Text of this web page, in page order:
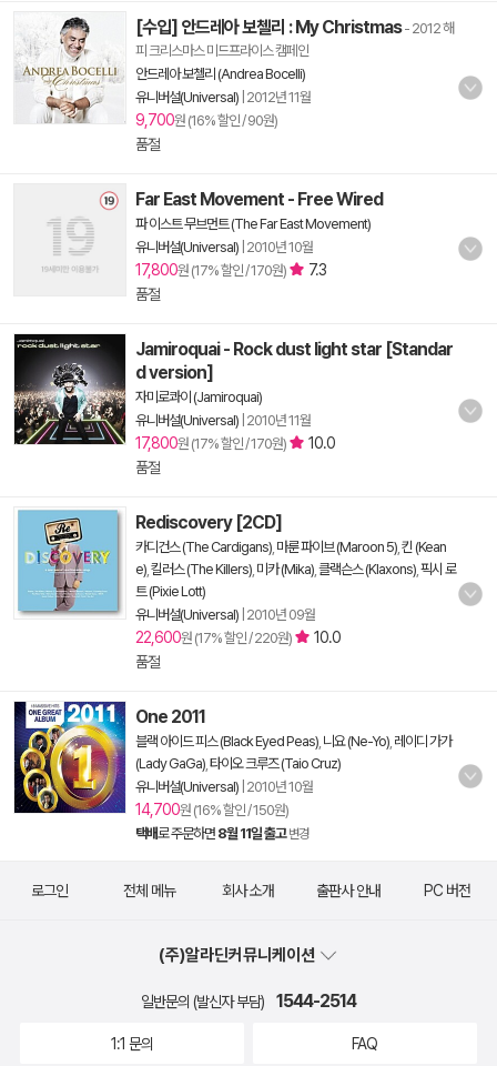
[수입] 안드레아 보첼리 : My Christmas- 2012 해
피 크리스마스 미드프라이스 캠페인
안드레아 보첼리 (Andrea Bocelli)
유니버설(Universal) 2012년 11월
9,700원 (16% 할인 / 90원)
품절
Far East Movement - Free Wired
파 이스트 무브먼트 (The Far East Movement)
유니버설(Universal) 2010년 10월
17,800원 (17% 할인 / 170원)
7.3
품절
Jamiroquai - Rock dust light star [Standar
d version]
자미로콰이 (Jamiroquai)
유니버설(Universal) 2010년 11월
17,800원 (17% 할인 / 170원)
10.0
품절
Rediscovery [2CD]
카디건스 (The Cardigans) 마룬 파이브 (Maroon 5) 킨 (Kean
e) 킬러스 (The Killers) 미카 (Mika) 클랙슨스 (Klaxons) 픽시 로
트 (Pixie Lott)
유니버설(Universal) 2010년 09월
22,600원 (17% 할인 / 220원)
10.0
품절
One 2011
블랙 아이드 피스 (Black Eyed Peas) 니요 (Ne-Yo) 레이디 가가
(Lady GaGa) 타이오 크루즈 (Taio Cruz)
유니버설(Universal) 2010년 10월
14,700원 (16% 할인 / 150원)
택배로 주문하면 8월 11일 출고 변경
로그인 전체 메뉴 회사 소개 출판사 안내 PC 버전
(주)알라딘커뮤니케이션
일반문의 (발신자 부담) 1544-2514
1:1 문의 FAQ